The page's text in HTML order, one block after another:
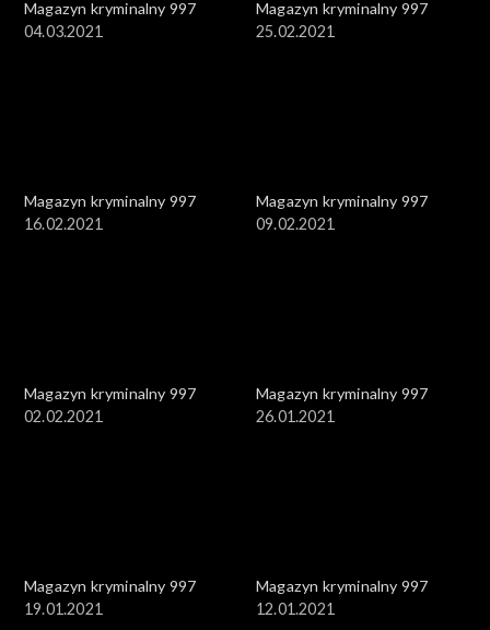
Magazyn kryminalny 997
04.03.2021
Magazyn kryminalny 997
25.02.2021
Magazyn kryminalny 997
16.02.2021
Magazyn kryminalny 997
09.02.2021
Magazyn kryminalny 997
02.02.2021
Magazyn kryminalny 997
26.01.2021
Magazyn kryminalny 997
19.01.2021
Magazyn kryminalny 997
12.01.2021